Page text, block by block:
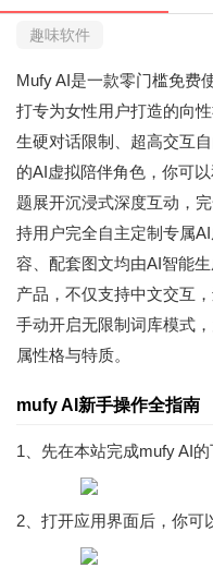
趣味软件
Mufy AI是一款零门槛免费
打专为女性用户打造的向
生硬对话限制、超高交互
的AI虚拟陪伴角色，你可
题展开沉浸式深度互动，
持用户完全自主定制专属
容、配套图文均由AI智能
产品，不仅支持中文交互
手动开启无限制词库模式
属性格与特质。
mufy AI新手操作全指南
1、先在本站完成mufy AI
2、打开应用界面后，你可